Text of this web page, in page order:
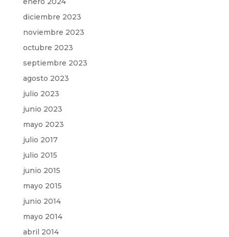
diciembre 2023
noviembre 2023
octubre 2023
septiembre 2023
agosto 2023
julio 2023
junio 2023
mayo 2023
julio 2017
julio 2015
junio 2015
mayo 2015
junio 2014
mayo 2014
abril 2014